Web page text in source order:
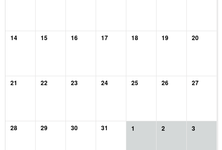
14 15 16 17 18 19 20
21 22 23 24 25 26 27
28 29 30 31 1 2 3